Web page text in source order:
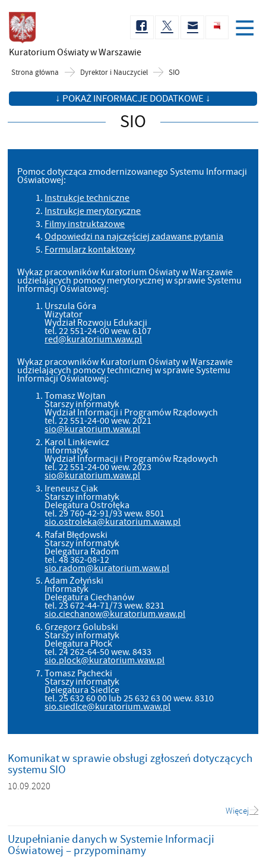
Kuratorium Oświatyw Warszawie
Strona główna Dyrektor i Nauczyciel SIO
↓ POKAŻ INFORMACJE DODATKOWE ↓
SIO
Pomoc dotycząca zmodernizowanego Systemu Informacji
Oświatowej:
Instrukcje techniczne
Instrukcje merytoryczne
Filmy instruktażowe
Odpowiedzi na najczęściej zadawane pytania
Formularz kontaktowy
Wykaz pracowników Kuratorium Oświaty w Warszawie
udzielających pomocy merytorycznej w sprawie Systemu
Informacji Oświatowej:
Urszula Góra
Wizytator
Wydział Rozwoju Edukacji
tel. 22 551-24-00 wew. 6107
red@kuratorium.waw.pl
Wykaz pracowników Kuratorium Oświaty w Warszawie
udzielających pomocy technicznej w sprawie Systemu
Informacji Oświatowej:
Tomasz Wojtan
Starszy informatyk
Wydział Informacji i Programów Rządowych
tel. 22 551-24-00 wew. 2021
sio@kuratorium.waw.pl
Karol Linkiewicz
Informatyk
Wydział Informacji i Programów Rządowych
tel. 22 551-24-00 wew. 2023
sio@kuratorium.waw.pl
Ireneusz Ciak
Starszy informatyk
Delegatura Ostrołęka
tel. 29 760-42-91/93 wew. 8501
sio.ostroleka@kuratorium.waw.pl
Rafał Błędowski
Starszy informatyk
Delegatura Radom
tel. 48 362-08-12
sio.radom@kuratorium.waw.pl
Adam Żołyński
Informatyk
Delegatura Ciechanów
tel. 23 672-44-71/73 wew. 8231
sio.ciechanow@kuratorium.waw.pl
Grzegorz Golubski
Starszy informatyk
Delegatura Płock
tel. 24 262-64-50 wew. 8433
sio.plock@kuratorium.waw.pl
Tomasz Pachecki
Starszy informatyk
Delegatura Siedlce
tel. 25 632 60 00 lub 25 632 63 00 wew. 8310
sio.siedlce@kuratorium.waw.pl
Komunikat w sprawie obsługi zgłoszeń dotyczących
systemu SIO
10.09.2020
Więcej
Uzupełnianie danych w Systemie Informacji
Oświatowej – przypominamy